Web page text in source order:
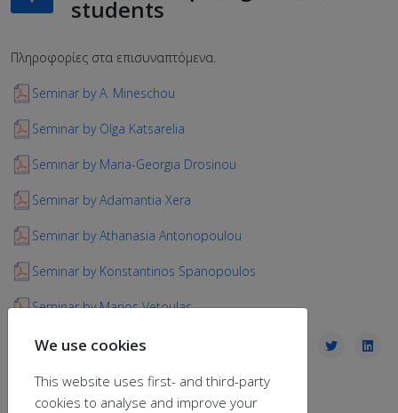
students
Πληροφορίες στα επισυναπτόμενα.
Seminar by A. Mineschou
Seminar by Olga Katsarelia
Seminar by Maria-Georgia Drosinou
Seminar by Adamantia Xera
Seminar by Athanasia Antonopoulou
Seminar by Konstantinos Spanopoulos
Seminar by Marios Vetoulas
We use cookies
This website uses first- and third-party
cookies to analyse and improve your